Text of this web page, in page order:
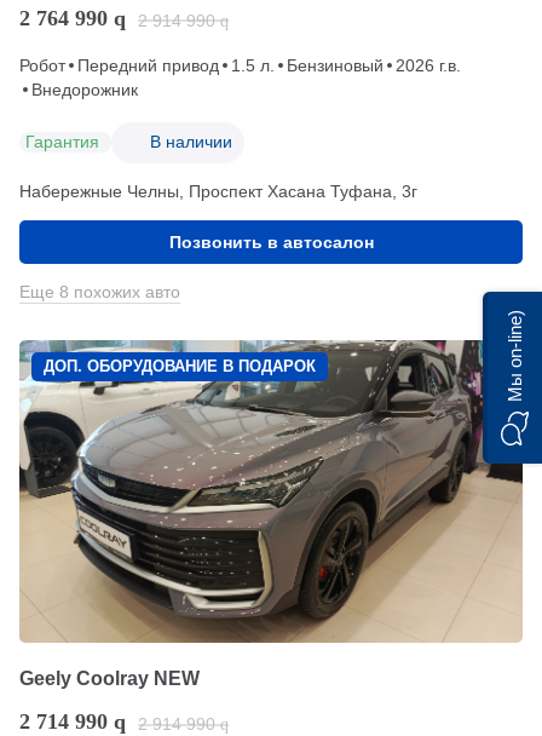
2 764 990 q 2 914 990 q
Робот Передний привод 1.5 л. Бензиновый
2026 г.в.
Внедорожник
Гарантия В наличии
Набережные Челны, Проспект Хасана Туфана, 3г
Позвонить в автосалон
Еще 8 похожих авто
ДОП. ОБОРУДОВАНИЕ В ПОДАРОК
Geely Coolray NEW
2 714 990 q 2 914 990 q
Мы on-line)